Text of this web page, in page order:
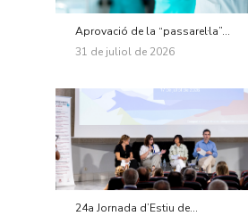
Aprovació de la “passarel·la”...
31 de juliol de 2026
24a Jornada d’Estiu de...